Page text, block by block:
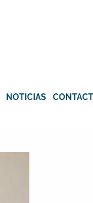
NOTICIAS